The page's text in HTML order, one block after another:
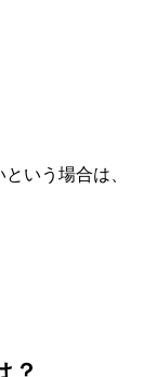
いう場合は、